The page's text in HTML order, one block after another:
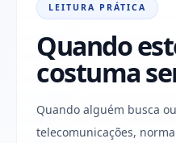
LEITURA PRÁTICA
Quando
costuma
Quando alguém busca
telecomunicações,